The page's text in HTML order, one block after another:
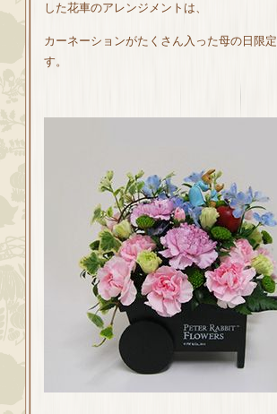
した花車のアレンジメントは、
カーネーションがたくさん入った母の日限
す。